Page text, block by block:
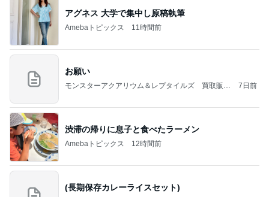
アグネス 大学で集中し原稿執筆
Amebaトピックス 11時間前
お願い
モンスターアクアリウム＆レプタイルズ 買取販売
7日前
渋滞の帰りに息子と食べたラーメン
Amebaトピックス 12時間前
(長期保存カレーライスセット)